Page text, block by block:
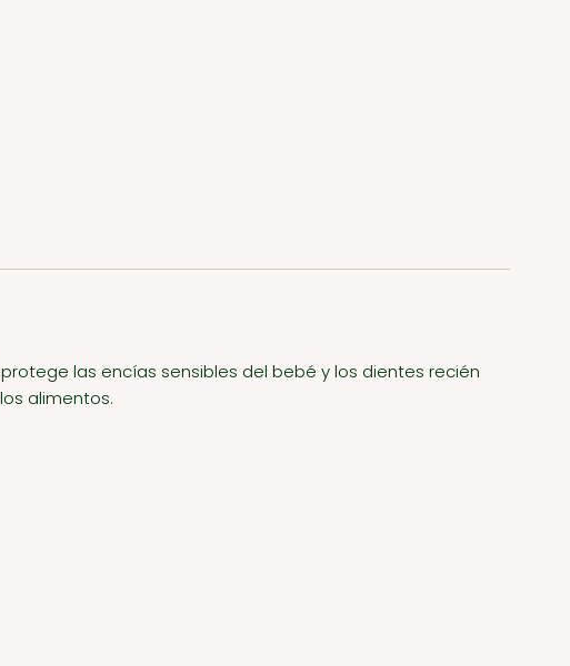
las encías sensibles del bebé y los dientes recién
alimentos.